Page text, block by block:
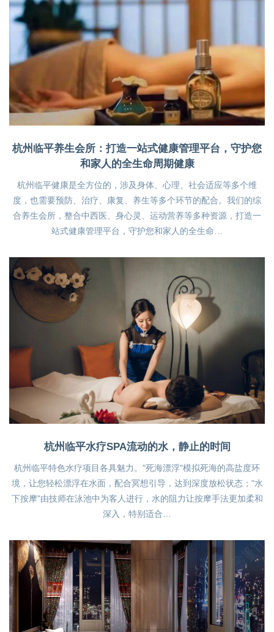
杭州临平养生会所：打造一站式健康管理平台，守护您
和家人的全生命周期健康
杭州临平健康是全方位的，涉及身体、心理、社会适应等多个维
度，也需要预防、治疗、康复、养生等多个环节的配合。我们的综
合养生会所，整合中西医、身心灵、运动营养等多种资源，打造一
站式健康管理平台，守护您和家人的全生命…
杭州临平水疗SPA流动的水，静止的时间
杭州临平特色水疗项目各具魅力。"死海漂浮"模拟死海的高盐度环
境，让您轻松漂浮在水面，配合冥想引导，达到深度放松状态；"水
下按摩"由技师在泳池中为客人进行，水的阻力让按摩手法更加柔和
深入，特别适合…